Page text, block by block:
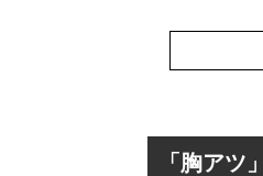
「胸アツ